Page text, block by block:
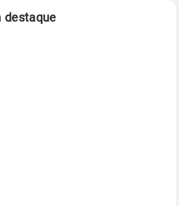
destaque